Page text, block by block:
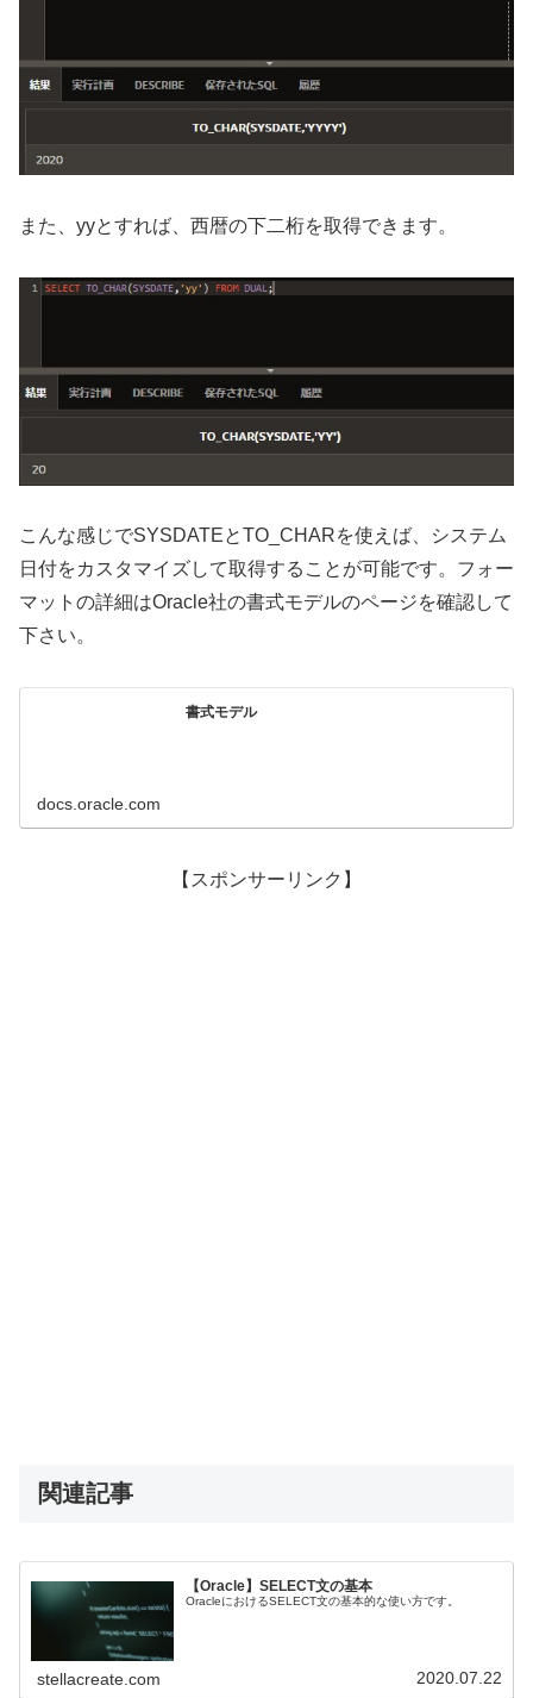
また、yyとすれば、西暦の下二桁を取得できます。
こんな感じでSYSDATEとTO_CHARを使えば、システム
日付をカスタマイズして取得することが可能です。フォー
マットの詳細はOracle社の書式モデルのページを確認して
下さい。
書式モデル
docs.oracle.com
【スポンサーリンク】
関連記事
【Oracle】SELECT文の基本
OracleにおけるSELECT文の基本的な使い方です。
stellacreate.com 2020.07.22